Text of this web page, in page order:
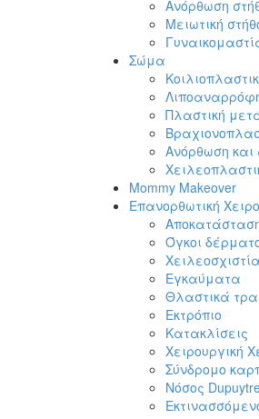
Ανόρθωση
Μειωτική
Σώμα
Πλαστική
Ανόρθωση
Mommy Makeover
Επανορθωτική
Όγκοι
Εγκαύματα
Θλαστικά
Εκτρόπιο
Κατακλίσεις
Χειρουργική
Σύνδρομο
Νόσος